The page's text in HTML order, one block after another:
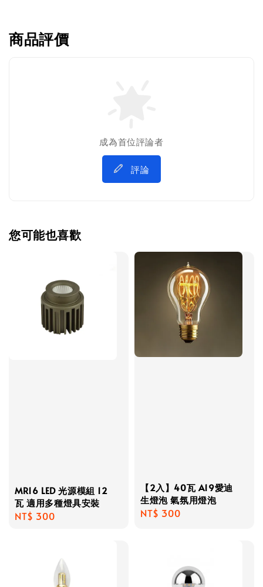
商品評價
成為首位評論者
評論
您可能也喜歡
MR16 LED 光源模組 12
瓦 適用多種燈具安裝
Regular
NT$ 300
【2入】40瓦 A19愛迪
生燈泡 氣氛用燈泡
Regular
NT$ 300